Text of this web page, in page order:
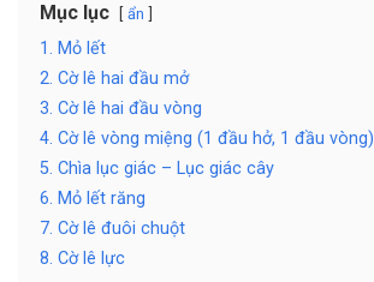
Mục lục ẩn
1. Mỏ lết
2. Cờ lê hai đầu mở
3. Cờ lê hai đầu vòng
4. Cờ lê vòng miệng (1 đầu hở, 1 đầu vòng)
5. Chìa lục giác – Lục giác cây
6. Mỏ lết răng
7. Cờ lê đuôi chuột
8. Cờ lê lực